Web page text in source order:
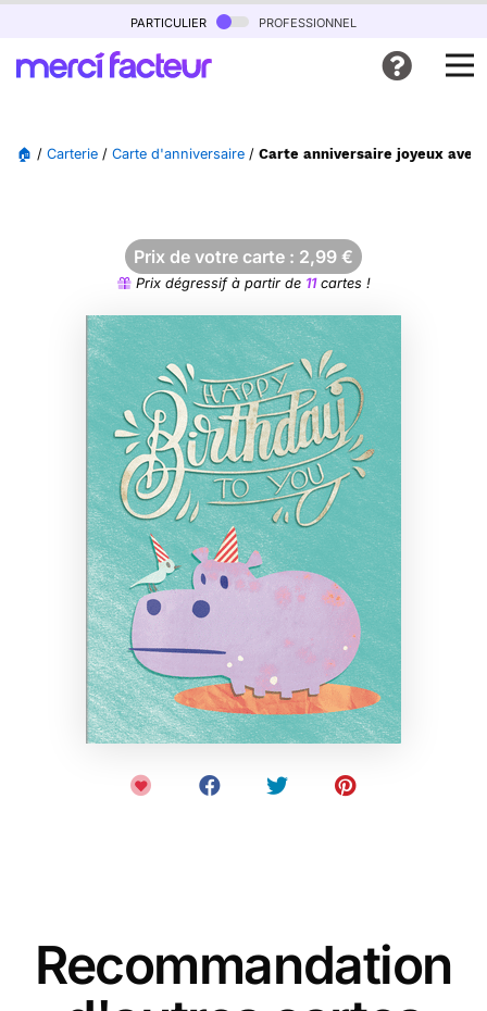
particulier professionnel
🏠 / Carterie / Carte d'anniversaire / Carte anniversaire joyeux avec
Prix de votre carte : 2,99 €
Prix dégressif à partir de 11cartes !
Recommandation